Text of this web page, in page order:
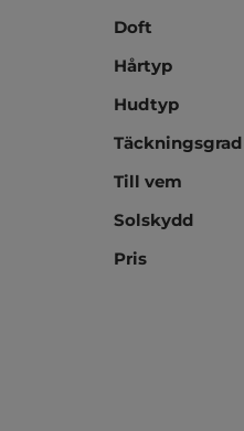
Doft
Hårtyp
Hudtyp
Täckningsgrad
Till vem
Solskydd
Pris